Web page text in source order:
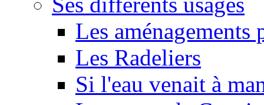
Les
Les Radeliers
Si l'eau venait à